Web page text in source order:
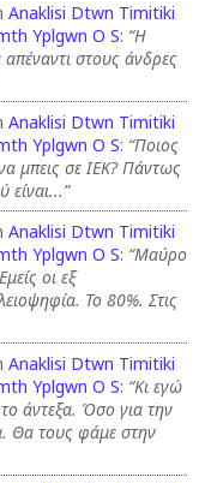
Anaklisi Dtwn Timitiki
Yplgwn O S: “Η
στους άνδρες
Anaklisi Dtwn Timitiki
Yplgwn O S: “Ποιος
μπεις σε ΙΕΚ? Πάντως
είναι...”
Anaklisi Dtwn Timitiki
Yplgwn O S: “Μαύρο
οι εξ
Το 80%. Στις
Anaklisi Dtwn Timitiki
Yplgwn O S: “Κι εγώ
άντεξα. Όσο για την
Θα τους φάμε στην